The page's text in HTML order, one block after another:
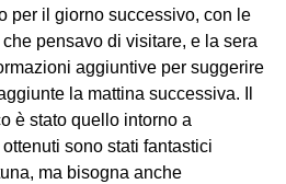
per il giorno successivo, con le
pensavo di visitare, e la sera
aggiuntive per suggerire
la mattina successiva. Il
è stato quello intorno a
sono stati fantastici
ma bisogna anche